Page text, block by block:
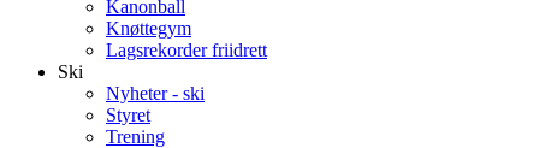
Kanonball
Knøttegym
Lagsrekorder friidrett
Ski
Nyheter - ski
Styret
Trening